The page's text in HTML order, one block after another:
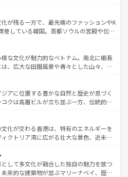
ティも充実しており、サーフィンやダイ
グなど、アウトドア好きにはたまらな
アの多彩な魅力を存分に味わいつくそ
岳地帯である台湾東部など、都市の喧騒
共存しており、訪れる人に新しい発見と
くれる。また、奥深い台湾の食文化も魅
のスイーツなど、バラエティ豊かな料理
わえる。 なお、新着の台湾情報は コンテンツ一覧を参
が残る一方で、最先端のファッションやK
巻している韓国。首都ソウルの宮殿や伝統
ばせば四季折々の自然美を楽しむことが
キムチや焼肉、絶品のストリートフード
韓国料理が待っている。夜には、韓国な
がら、韓国の多彩な魅力を心ゆくまで味
わってみてほしい。 なお、新着の韓国情報はコンテンツ一
い。
な文化が魅力的なベトナム。南北に細長
、広大な田園風景や青々とした山々、世
伝統が息づく。ハノイの古い町並みやホ
ンス統治時代の建物も、独特の雰囲気を
また、バラエティの豊かさとおいしさで
インミー、ベトナムコーヒーなどは、ぜ
い。どの地域を訪れてもあたたかい人々
くれるので、きっと忘れられない旅にな
アに位置する豊かな自然と歴史が息づく
クは高層ビルが立ち並ぶ一方、伝統的な
いる。北部ではチェンマイなどの山岳地
い、南部ではプーケットやクラビの美し
ト気分を楽しむことができる。タイ料理
年中温暖で、どの季節にも異なる楽しみ
しみやすいタイの人々、仏教を中心とし
様な観光資源が、訪れる旅人を魅了し続
化が交わる香港は、特有のエネルギーを
クトリア湾に広がる壮大な景色、近未来
も感動するはず。観光スポットが密集し
見どころを回れるのも魅力。息をのむよ
的な体験まで、香港を存分に楽しみ尽く
して多文化が融合した独自の魅力を放つ
来的な建築物が並ぶマリーナベイ、歴史